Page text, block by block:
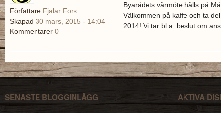
Författare Fjalar Fors
Skapad 30 mars, 2015 - 14:04
Kommentarer 0
Byarådets vårmöte hålls på
Välkommen på kaffe och ta
2014! Vi tar bl.a. beslut om
SENASTE BLOGGINLÄGG AKTIVA